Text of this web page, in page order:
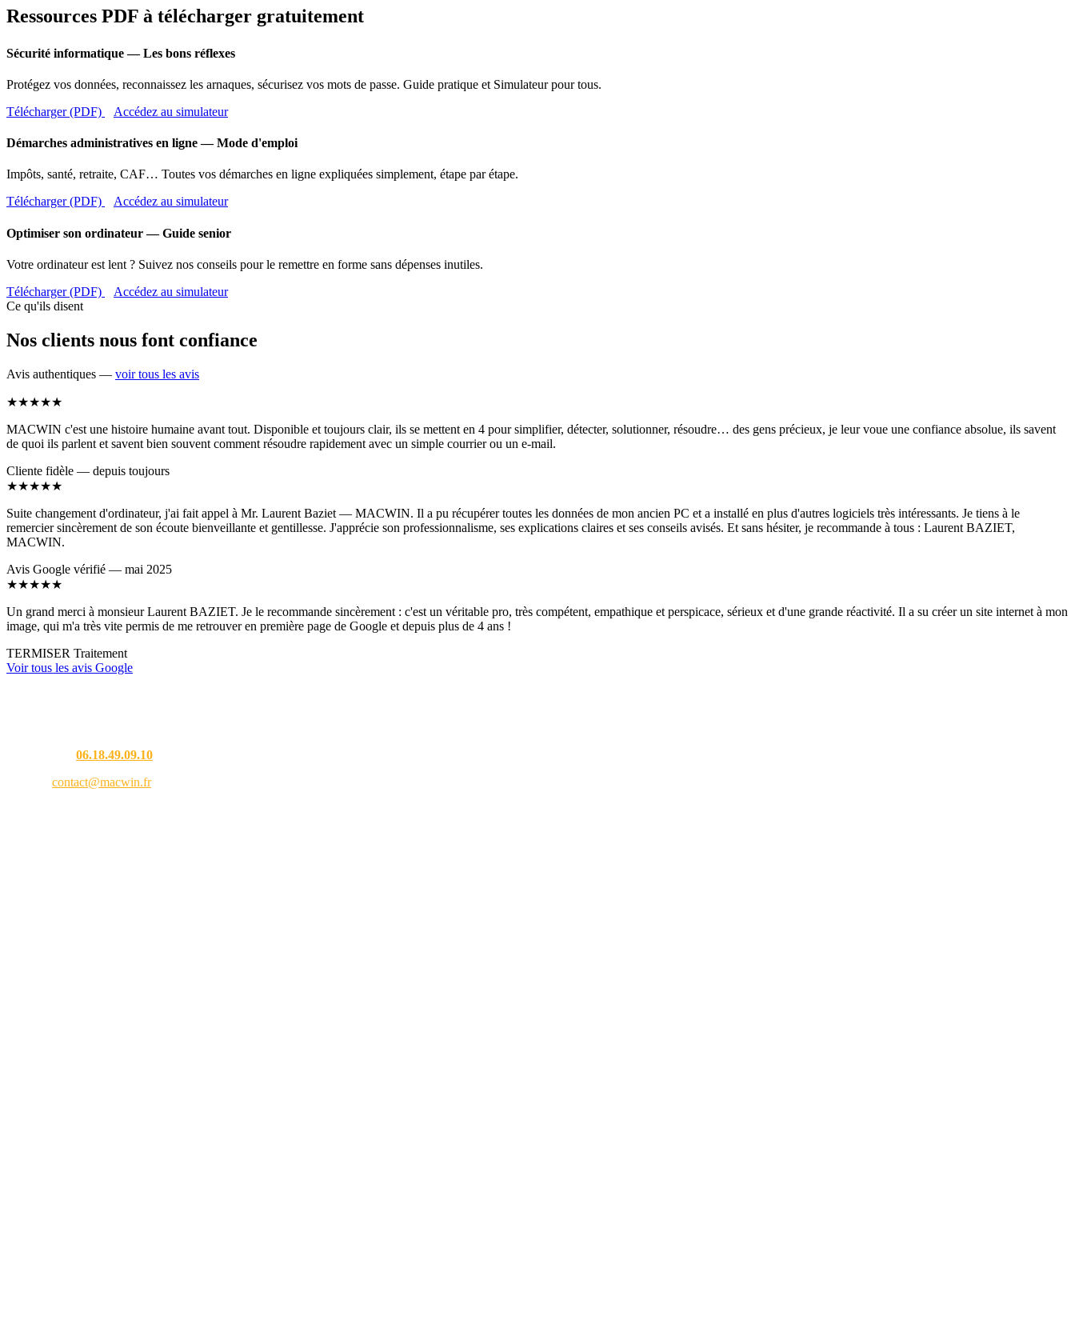
Ressources PDF à télécharger gratuitement
Sécurité informatique — Les bons réflexes
Protégez vos données, reconnaissez les arnaques, sécurisez vos mots de passe. Guide pratique et Simulateur pour tous.
Télécharger (PDF)
Accédez au simulateur
Démarches administratives en ligne — Mode d'emploi
Impôts, santé, retraite, CAF… Toutes vos démarches en ligne expliquées simplement, étape par étape.
Télécharger (PDF)
Accédez au simulateur
Optimiser son ordinateur — Guide senior
Votre ordinateur est lent ? Suivez nos conseils pour le remettre en forme sans dépenses inutiles.
Télécharger (PDF)
Accédez au simulateur
Ce qu'ils disent
Nos clients nous font confiance
Avis authentiques — voir tous les avis
★★★★★
MACWIN c'est une histoire humaine avant tout. Disponible et toujours clair, ils se mettent en 4 pour simplifier, détecter, solutionner, résoudre… des gens précieux, je leur voue une confiance absolue, ils savent
de quoi ils parlent et savent bien souvent comment résoudre rapidement avec un simple courrier ou un e-mail.
Cliente fidèle — depuis toujours
★★★★★
Suite changement d'ordinateur, j'ai fait appel à Mr. Laurent Baziet — MACWIN. Il a pu récupérer toutes les données de mon ancien PC et a installé en plus d'autres logiciels très intéressants. Je tiens à le
remercier sincèrement de son écoute bienveillante et gentillesse. J'apprécie son professionnalisme, ses explications claires et ses conseils avisés. Et sans hésiter, je recommande à tous : Laurent BAZIET,
MACWIN.
Avis Google vérifié — mai 2025
★★★★★
Un grand merci à monsieur Laurent BAZIET. Je le recommande sincèrement : c'est un véritable pro, très compétent, empathique et perspicace, sérieux et d'une grande réactivité. Il a su créer un site internet à mon
image, qui m'a très vite permis de me retrouver en première page de Google et depuis plus de 4 ans !
TERMISER Traitement
Voir tous les avis Google
06.18.49.09.10
contact@macwin.fr